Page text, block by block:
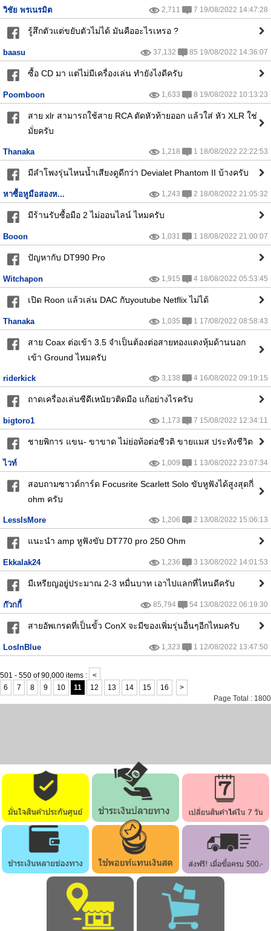
วิชัย พรเนรมิต 2,711 7 19/08/2022 14:47:28
รู้สึกตัวแต่ขยับตัวไม่ได้ มันคืออะไรเหรอ ?
baasu 37,132 85 19/08/2022 14:36:07
ซื้อ CD มา แต่ไม่มีเครื่องเล่น ทำยังไงดีครับ
Poomboon 1,633 8 19/08/2022 10:13:23
สาย xlr สามารถใช้สาย RCA ตัดหัวท้ายออก แล้วใส่ หัว XLR ใช่
มั่ยครับ
Thanaka 1,218 1 18/08/2022 22:22:53
มีลำโพงรุ่นไหนน้ำเสียงดูดีกว่า Devialet Phantom II บ้างครับ
หาซื้อหูมือสองห... 1,243 2 18/08/2022 21:05:32
มีร้านรับซื้อมือ 2 ไม่ออนไลน์ ไหมครับ
Booon 1,031 1 18/08/2022 21:00:07
ปัญหากับ DT990 Pro
Witchapon 1,915 4 18/08/2022 05:53:45
เปิด Roon แล้วเล่น DAC กับyoutube Netflix ไม่ได้
Thanaka 1,035 1 17/08/2022 08:58:43
สาย Coax ต่อเข้า 3.5 จำเป็นต้องต่อสายทองแดงหุ้มด้านนอก
เข้า Ground ไหมครับ
riderkick 3,138 4 16/08/2022 09:19:15
ถาดเครื่องเล่นซีดีเหนัยวติดมือ แก้อย่างไรครับ
bigtoro1 1,173 7 15/08/2022 12:34:11
ชายพิการ แขน- ขาขาด ไม่ย่อท้อต่อชีวติ ขายแมส ประทังชีวิต
ไวท์ 1,009 1 13/08/2022 23:07:34
สอบถามซาวด์การ์ด Focusrite Scarlett Solo ขับหูฟังได้สูงสุดกี่
ohm ครับ
LessIsMore 1,206 2 13/08/2022 15:06:13
แนะนำ amp หูฟังขับ DT770 pro 250 Ohm
Ekkalak24 1,236 3 13/08/2022 14:01:53
มีเหรียญอยู่ประมาณ 2-3 หมื่นบาท เอาไปแลกที่ไหนดีครับ
ก๊วกกี้ 85,794 54 13/08/2022 06:19:30
สายอัพเกรดที่เป็นขั้ว ConX จะมีของเพิ่มรุ่นอื่นๆอีกไหมครับ
LosInBlue 1,323 1 12/08/2022 13:47:50
501 - 550 of 90,000 items :
<
6
7 8 9 10 11 12 13 14 15 16
>
Page Total : 1800